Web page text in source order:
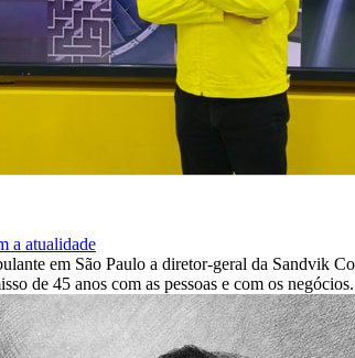
a atualidade
em São Paulo a diretor-geral da Sandvik
de 45 anos com as pessoas e com os negócios.